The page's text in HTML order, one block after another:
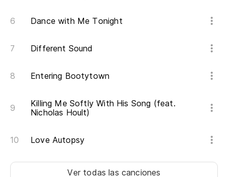
Dance with Me Tonight
Different Sound
Entering Bootytown
Killing Me Softly With His Song (feat.
Nicholas Hoult)
Love Autopsy
Ver todas las canciones